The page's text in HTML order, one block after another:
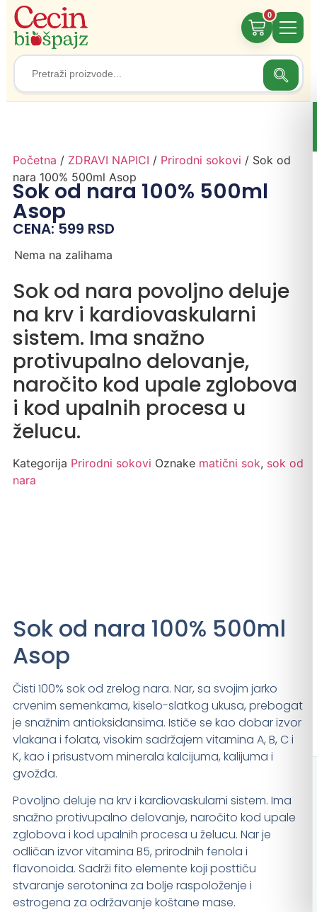
Search
for:
0
Početna / ZDRAVI NAPICI / Prirodni sokovi / Sok od
nara 100% 500ml Asop
Sok od nara 100% 500ml
Asop
CENA:599 RSD
Nema na zalihama
Sok od nara povoljno deluje
na krv i kardiovaskularni
sistem. Ima snažno
protivupalno delovanje,
naročito kod upale zglobova
i kod upalnih procesa u
želucu.
Kategorija Prirodni sokovi Oznake matični sok, sok od
nara
Sok od nara 100% 500ml
Asop
Čisti 100% sok od zrelog nara. Nar, sa svojim jarko
crvenim semenkama, kiselo-slatkog ukusa, prebogat
je snažnim antioksidansima. Ističe se kao dobar izvor
vlakana i folata, visokim sadržajem vitamina A, B, C i
K, kao i prisustvom minerala kalcijuma, kalijuma i
gvožđa.
Povoljno deluje na krv i kardiovaskularni sistem. Ima
snažno protivupalno delovanje, naročito kod upale
zglobova i kod upalnih procesa u želucu. Nar je
odličan izvor vitamina B5, prirodnih fenola i
flavonoida. Sadrži fito elemente koji posttiču
stvaranje serotonina za bolje raspoloženje i
estrogena za održavanje koštane mase.